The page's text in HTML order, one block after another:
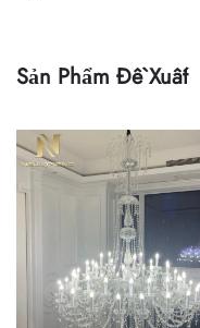
Sản Phẩm Đề Xuất